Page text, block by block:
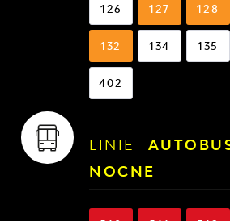
126 127 128
132 134 135
402
LINIE
NOCNE